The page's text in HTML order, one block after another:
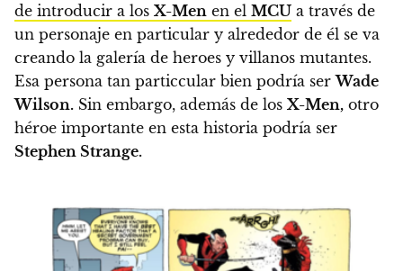
de introducir a los X-Men en el MCU a través de
un personaje en particular y alrededor de él se va
creando la galería de heroes y villanos mutantes.
Esa persona tan particcular bien podría serWade
Wilson. Sin embargo, además de los X-Men, otro
héroe importante en esta historia podría ser
Stephen Strange.